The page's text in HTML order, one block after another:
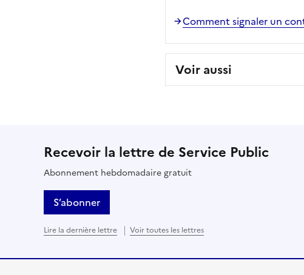
Comment signaler un
Voir aussi
Recevoir la lettre de Service Public
Abonnement hebdomadaire gratuit
S’abonner
Lire la dernière lettre Voir toutes les lettres